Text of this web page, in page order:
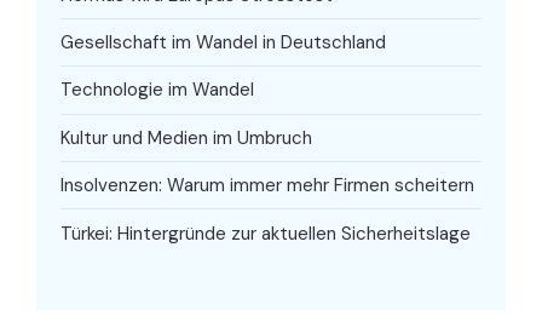
Gesellschaft im Wandel in Deutschland
Technologie im Wandel
Kultur und Medien im Umbruch
Insolvenzen: Warum immer mehr Firmen scheitern
Türkei: Hintergründe zur aktuellen Sicherheitslage